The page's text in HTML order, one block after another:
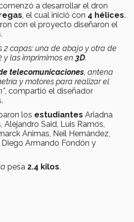
a desarrollar el dron
, el cual inició con 4 hélices.
con el proyecto diseñaron el
.
2 capas: una de abajo y otra de
y las imprimimos en 3D.
telecomunicaciones , antena
y motores para realizar el
, compartió el diseñador
los estudiantes Ariadna
Alejandro Said, Luis Ramos,
Animas, Neil Hernández,
Armando Fondón y
pesa 2.4 kilos.